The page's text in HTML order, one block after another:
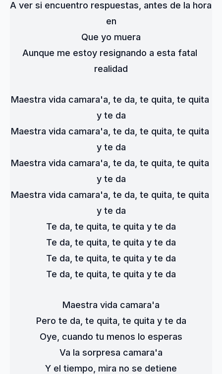
A ver si encuentro respuestas, antes de la hora
en
Que yo muera
Aunque me estoy resignando a esta fatal
realidad
Maestra vida camara'a, te da, te quita, te quita
y te da
Maestra vida camara'a, te da, te quita, te quita
y te da
Maestra vida camara'a, te da, te quita, te quita
y te da
Maestra vida camara'a, te da, te quita, te quita
y te da
Te da, te quita, te quita y te da
Te da, te quita, te quita y te da
Te da, te quita, te quita y te da
Te da, te quita, te quita y te da
Maestra vida camara'a
Pero te da, te quita, te quita y te da
Oye, cuando tu menos lo esperas
Va la sorpresa camara'a
Y el tiempo, mira no se detiene